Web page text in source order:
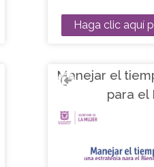
Haga clic aquí
Manejar el
para el